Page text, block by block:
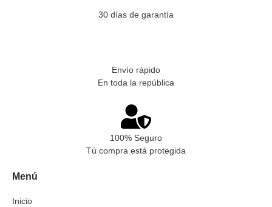
30 días de garantía
Envío rápido
En toda la república
100% Seguro
Tú compra está protegida
Menú
Inicio